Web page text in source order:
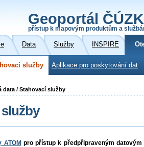
Geoportál ČÚZK
přístup k mapovým produktům a
Data Služby INSPIRE
služby Aplikace pro poskytování dat
data / Stahovací služby
ATOM pro přístup k předpřipraveným datovým